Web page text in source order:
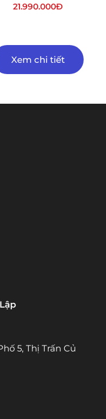
(Multi-functional
21.990.000Đ
Xem chi tiết
5, Thị Trấn Củ